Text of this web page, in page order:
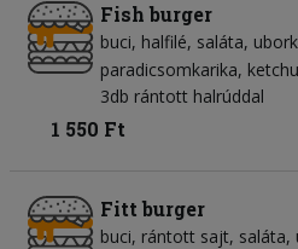
Fish burger
buci halfilé saláta
paradicsomkarika
3db rántott halrúddal
1 550 Ft
Fitt burger
buci rántott sajt saláta